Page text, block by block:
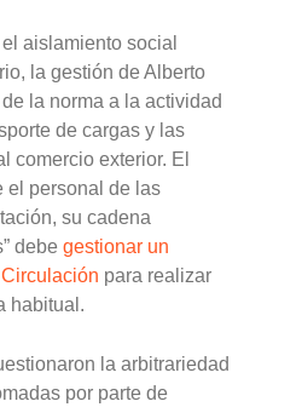
aislamiento social
la gestión de Alberto
la norma a la actividad
de cargas y las
comercio exterior. El
el personal de las
su cadena
debegestionar un
para realizar
habitual.
la arbitrariedad
por parte de